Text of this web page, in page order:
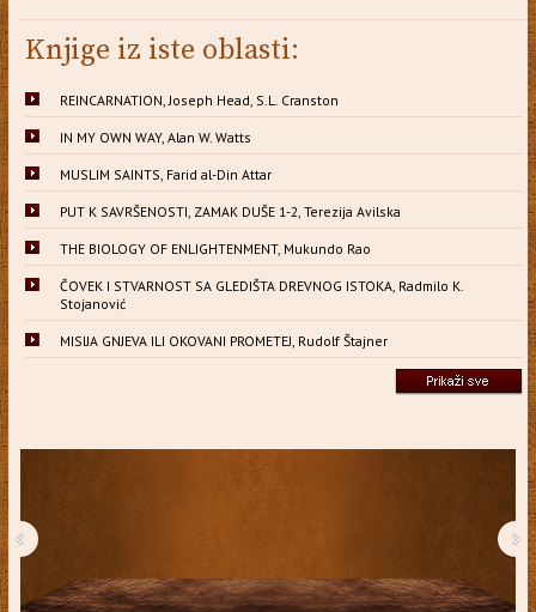
Knjige iz iste oblasti:
REINCARNATION, Joseph Head, S.L. Cranston
IN MY OWN WAY, Alan W. Watts
MUSLIM SAINTS, Farid al-Din Attar
PUT K SAVRŠENOSTI, ZAMAK DUŠE 1-2, Terezija Avilska
THE BIOLOGY OF ENLIGHTENMENT, Mukundo Rao
ČOVEK I STVARNOST SA GLEDIŠTA DREVNOG ISTOKA, Radmilo K.
Stojanović
MISIJA GNJEVA ILI OKOVANI PROMETEJ, Rudolf Štajner
‹ ›